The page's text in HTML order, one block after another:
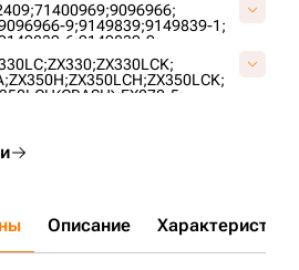
71400969;9096966;
9;9149839;9149839-1;
6;9149839-9;
UH098H0A;
ZX330;ZX330LCK;
ZX350H;ZX350LCH;ZX350LCK;
EX270-5;
3;
Описание Характеристики